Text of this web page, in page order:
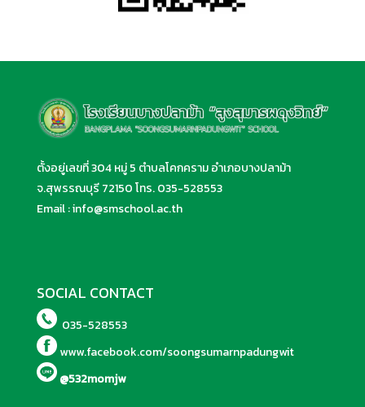
ตั้งอยู่เลขที่ 304 หมู่ 5 ตำบลโคกคราม อำเภอบางปลาม้า
จ.สุพรรณบุรี 72150 โทร.035-528553
Email :info@smschool.ac.th
SOCIAL CONTACT
035-528553
www.facebook.com/soongsumarnpadungwit
@532momjw